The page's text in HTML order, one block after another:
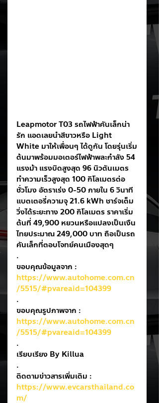
Leapmotor T03 รถไฟฟ้าคันเล็กน่า
รัก แอดเลยนำสีขาวหรือ Light
White มาให้เพื่อนๆ ได้ดูกัน โดยรุ่นเริ่ม
ต้นมาพร้อมมอเตอร์ไฟฟ้าพละกำลัง 54
แรงม้า แรงบิดสูงสุด 96 นิวตันเมตร
ทำความเร็วสูงสุด 100 กิโลเมตรต่อ
ชั่วโมง อัตราเร่ง 0-50 ภายใน 6 วินาที
แบตเตอรี่ความจุ 21.6 kWh ชาร์จเต็ม
วิ่งได้ระยะทาง 200 กิโลเมตร ราคาเริ่ม
ต้นที่ 49,900 หยวนหรือแปลงเป็นเงืน
ไทยประมาณ 249,000 บาท ถือเป็นรถ
คันเล็กที่ตอบโจทย์คนเมืองสุดๆ
.
ขอบคุณข้อมูลจาก :
https://www.autohome.com.cn
/5515/#pvareaid=104399
.
ขอบคุณรูปภาพจาก :
https://www.autohome.com.cn
/5515/#pvareaid=104399
.
เรียบเรียง By Killua
.
ติดตามข่าวสารเพิ่มเติม :
https://www.evcarsthailand.co
m/